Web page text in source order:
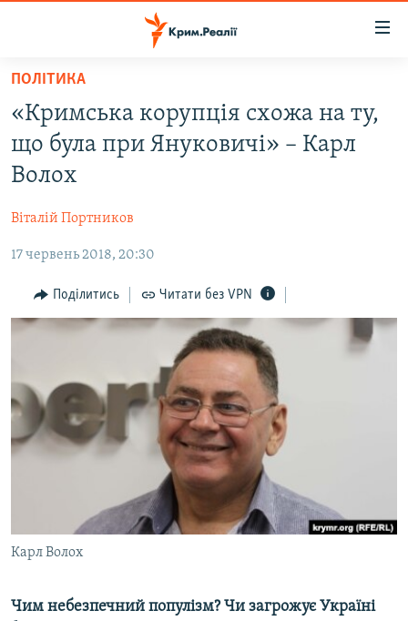
Перейти
основного
матеріалу
Перейти
до
основної
Перейти
пошуку
ВОДА.КРИМ
ВІДЕО ТА ФОТО
БЛОГИ
ПОГЛЯД
ІНТЕРВ'Ю
ВСЕ ЗА ДЕНЬ
ДЕПОРТАЦІЯ
ВІДЕОУРОКИ «ELIFBE»
СВІДЧЕННЯ ОКУПАЦІЇ
УКРАЇНСЬКА ПРОБЛЕМА КРИМУ
ІНФОГРАФІКА
ЯК ОБІЙТИ БЛОКУВАННЯ
Русский
ДОЛУЧАЙСЯ!
Усі сайти RFE/RL
ПОЛІТИКА
«Кримська корупція схожа на ту,
що була при Януковичі» – Карл
Волох
Віталій Портников
17 червень 2018, 20:30
Поділитись Читати без VPN
Карл Волох
Чим небезпечний популізм? Чи загрожує Україні